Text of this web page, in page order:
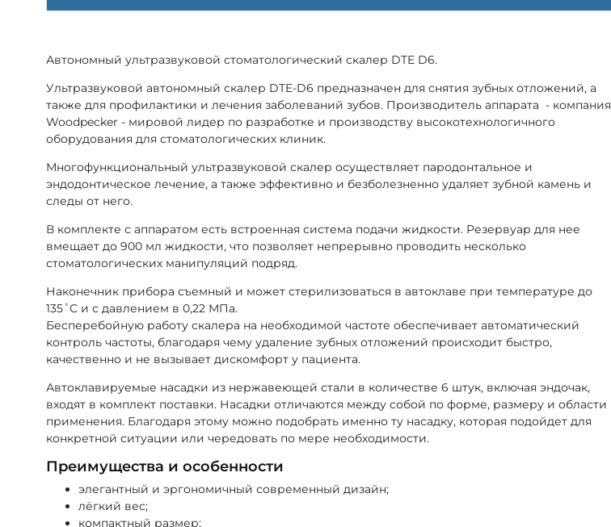
Автономный ультразвуковой стоматологический скалер DTE D6.
Ультразвуковой автономный скалер DTE-D6 предназначен для снятия зубных отложений, а
также для профилактики и лечения заболеваний зубов. Производитель аппарата - компания
Woodpecker - мировой лидер по разработке и производству высокотехнологичного
оборудования для стоматологических клиник.
Многофункциональный ультразвуковой скалер осуществляет пародонтальное и
эндодонтическое лечение, а также эффективно и безболезненно удаляет зубной камень и
следы от него.
В комплекте с аппаратом есть встроенная система подачи жидкости. Резервуар для нее
вмещает до 900 мл жидкости, что позволяет непрерывно проводить несколько
стоматологических манипуляций подряд.
Наконечник прибора съемный и может стерилизоваться в автоклаве при температуре до
135˚С и с давлением в 0,22 МПа.
Бесперебойную работу скалера на необходимой частоте обеспечивает автоматический
контроль частоты, благодаря чему удаление зубных отложений происходит быстро,
качественно и не вызывает дискомфорт у пациента.
Автоклавируемые насадки из нержавеющей стали в количестве 6 штук, включая эндочак,
входят в комплект поставки. Насадки отличаются между собой по форме, размеру и области
применения. Благодаря этому можно подобрать именно ту насадку, которая подойдет для
конкретной ситуации или чередовать по мере необходимости.
Преимущества и особенности
элегантный и эргономичный современный дизайн;
лёгкий вес;
компактный размер;